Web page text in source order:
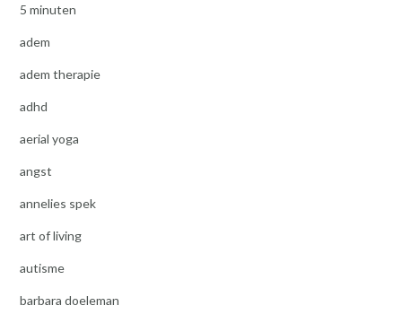
5 minuten
adem
adem therapie
adhd
aerial yoga
angst
annelies spek
art of living
autisme
barbara doeleman